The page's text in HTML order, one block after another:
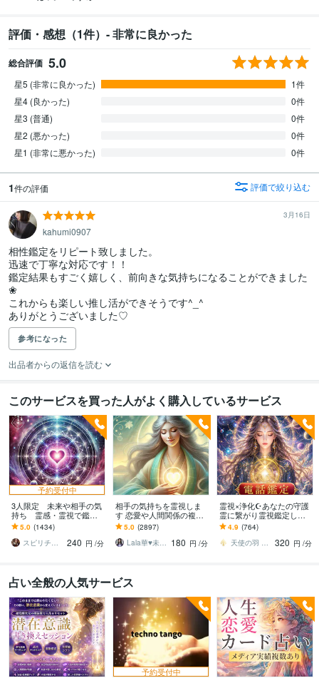
評価・感想（1件）- 非常に良かった
総合評価 5.0
星5 (非常に良かった)
1件
星4 (良かった)
0件
星3 (普通)
0件
星2 (悪かった)
0件
星1 (非常に悪かった)
0件
1件の評価 評価で絞り込む
3月16日
kahumi0907
相性鑑定をリピート致しました。
迅速で丁寧な対応です！！
鑑定結果もすごく嬉しく、前向きな気持ちになることができました
❀
これからも楽しい推し活ができそうです^_^
ありがとうございました♡
参考になった
出品者からの返信を読む
このサービスを買った人がよく購入しているサービス
予約受付中
3人限定 未来や相手の気
持ち 霊感・霊視で鑑定
ます 復縁・片想い・出逢
い・結婚・夫婦関係
色々丁寧に視ます
5.0 (1434)
スピリチャルカウンセラー アイリス綾
240 円 /分
相手の気持ちを霊視しま
す 恋愛や人間関係の複雑
な感情を霊視で読み解き
ます
5.0 (2897)
Lala華♥未来透視スピリチュアル鑑定士 180 円 /分
霊視×浄化☪️あなたの守護
霊に繋がり霊視鑑定しま
す ✅龍神様の導き✅心の
モヤモヤがスッキリ解決✅
何でもご相談OK
4.9 (764)
天使の羽 サリー⭐️
320 円 /分
占い全般の人気サービス
予約受付中